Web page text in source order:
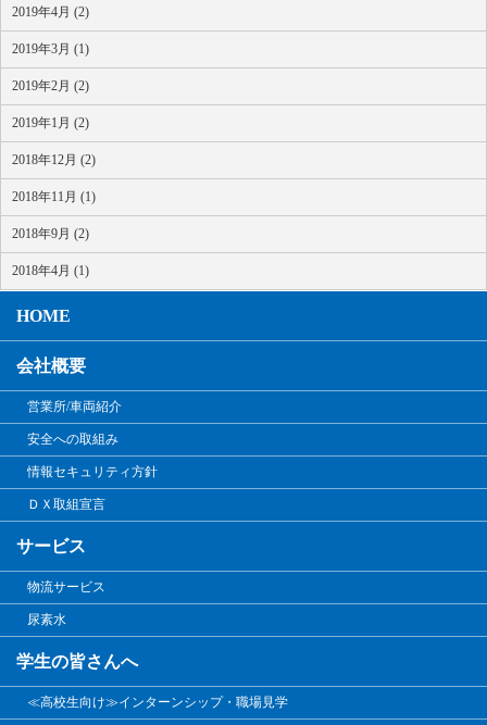
2019年4月 (2)
2019年3月 (1)
2019年2月 (2)
2019年1月 (2)
2018年12月 (2)
2018年11月 (1)
2018年9月 (2)
2018年4月 (1)
HOME
会社概要
営業所/車両紹介
安全への取組み
情報セキュリティ方針
ＤＸ取組宣言
サービス
物流サービス
尿素水
学生の皆さんへ
≪高校生向け≫インターンシップ・職場見学